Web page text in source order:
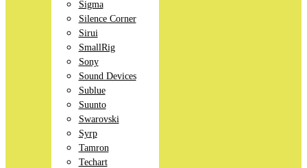
Sigma
Silence Corner
Sirui
SmallRig
Sony
Sound Devices
Sublue
Suunto
Swarovski
Syrp
Tamron
Techart